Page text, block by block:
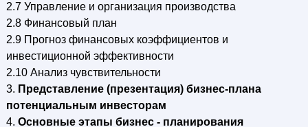
2.7 Управление и организация производства
2.8 Финансовый план
2.9 Прогноз финансовых коэффициентов и
инвестиционной эффективности
2.10 Анализ чувствительности
3. Представление (презентация) бизнес-плана
потенциальным инвесторам
4. Основные этапы бизнес - планирования